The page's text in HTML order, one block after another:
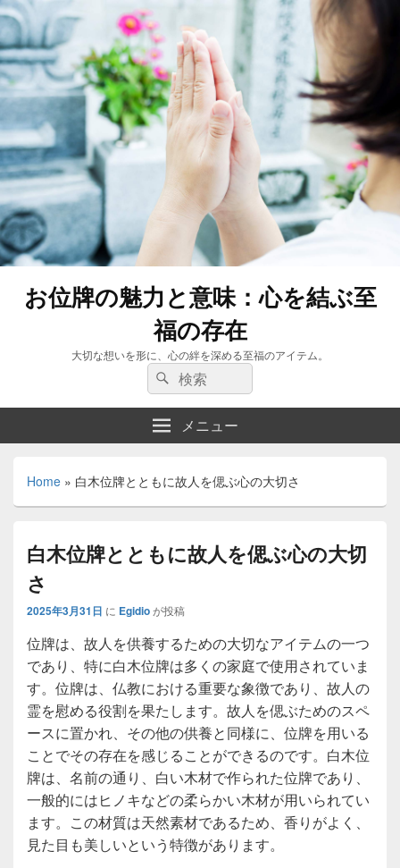
お位牌の魅力と意味：心を結ぶ至
福の存在
大切な想いを形に、心の絆を深める至福のアイテム。
検
索:
検
索
メニュー
Home » 白木位牌とともに故人を偲ぶ心の大切さ
白木位牌とともに故人を偲ぶ心の大切
さ
2025年3月31日 に Egidioが投稿
位牌は、故人を供養するための大切なアイテムの一つ
であり、特に白木位牌は多くの家庭で使用されていま
す。 位牌は、仏教における重要な象徴であり、故人の
霊を慰める役割を果たします。故人を偲ぶためのスペ
ースに置かれ、その他の供養と同様に、位牌を用いる
ことでその存在を感じることができるのです。白木位
牌は、名前の通り、白い木材で作られた位牌であり、
一般的にはヒノキなどの柔らかい木材が用いられてい
ます。この材質は天然素材であるため、香りがよく、
見た目も美しいという特徴があります。